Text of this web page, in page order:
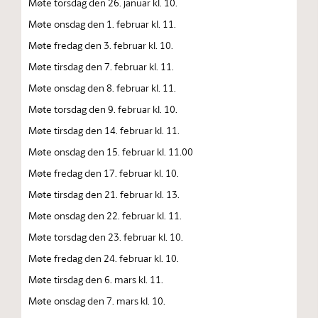
Møte onsdag den 1. februar kl. 11.
Møte fredag den 3. februar kl. 10.
Møte tirsdag den 7. februar kl. 11.
Møte onsdag den 8. februar kl. 11.
Møte torsdag den 9. februar kl. 10.
Møte tirsdag den 14. februar kl. 11.
Møte onsdag den 15. februar kl. 11.00
Møte fredag den 17. februar kl. 10.
Møte tirsdag den 21. februar kl. 13.
Møte onsdag den 22. februar kl. 11.
Møte torsdag den 23. februar kl. 10.
Møte fredag den 24. februar kl. 10.
Møte tirsdag den 6. mars kl. 11.
Møte onsdag den 7. mars kl. 10.